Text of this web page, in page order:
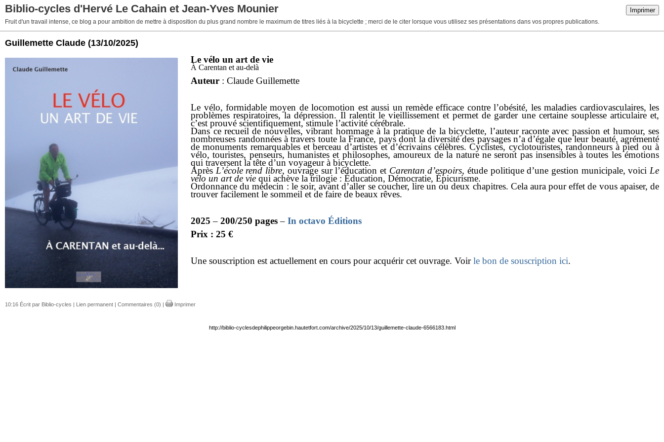
Imprimer
Biblio-cycles d'Hervé Le Cahain et Jean-Yves Mounier
Fruit d'un travail intense, ce blog a pour ambition de mettre à disposition du plus grand nombre le maximum de titres liés à la bicyclette ; merci de le citer lorsque vous utilisez ses présentations dans vos propres publications.
Guillemette Claude (13/10/2025)
Le vélo un art de vie
À Carentan et au-delà
Auteur : Claude Guillemette
Le vélo, formidable moyen de locomotion est aussi un remède efficace contre l’obésité, les maladies cardiovasculaires, les
problèmes respiratoires, la dépression. Il ralentit le vieillissement et permet de garder une certaine souplesse articulaire et,
c’est prouvé scientifiquement, stimule l’activité cérébrale.
Dans ce recueil de nouvelles, vibrant hommage à la pratique de la bicyclette, l’auteur raconte avec passion et humour, ses
nombreuses randonnées à travers toute la France, pays dont la diversité des paysages n’a d’égale que leur beauté, agrémenté
de monuments remarquables et berceau d’artistes et d’écrivains célèbres. Cyclistes, cyclotouristes, randonneurs à pied ou à
vélo, touristes, penseurs, humanistes et philosophes, amoureux de la nature ne seront pas insensibles à toutes les émotions
qui traversent la tête d’un voyageur à bicyclette.
Après L’école rend libre, ouvrage sur l’éducation et Carentan d’espoirs, étude politique d’une gestion municipale, voici Le
vélo un art de vie qui achève la trilogie : Éducation, Démocratie, Épicurisme.
Ordonnance du médecin : le soir, avant d’aller se coucher, lire un ou deux chapitres. Cela aura pour effet de vous apaiser, de
trouver facilement le sommeil et de faire de beaux rêves.
2025 –200/250 pages–In octavo Éditions
Prix : 25 €
Une souscription est actuellement en cours pour acquérir cet ouvrage. Voirle bon de souscription ici.
10:16 Écrit par Biblio-cycles | Lien permanent | Commentaires (0) | Imprimer
http://biblio-cyclesdephilippeorgebin.hautetfort.com/archive/2025/10/13/guillemette-claude-6566183.html